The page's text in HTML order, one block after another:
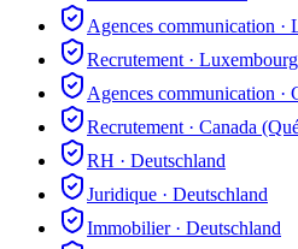
Agences communication ·
Recrutement · Luxembourg
Agences communication ·
Recrutement · Canada
RH · Deutschland
Juridique · Deutschland
Immobilier· Deutschland